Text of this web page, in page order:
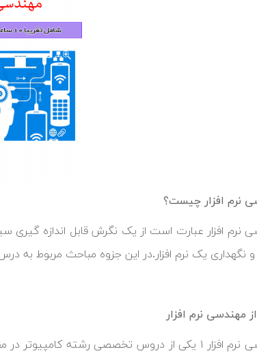
نرم افزار چیست؟
نرم افزار عبارت است از یک نگرش قابل اندازه
نگهداری یک نرم افزار.در این جزوه مباحث مربوط به درس مهندسی نرم
مهندسی نرم افزار